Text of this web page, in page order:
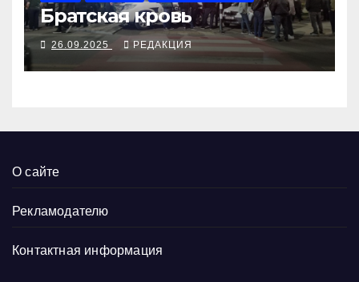
Братская кровь
26.09.2025 РЕДАКЦИЯ
О сайте
Рекламодателю
Контактная информация